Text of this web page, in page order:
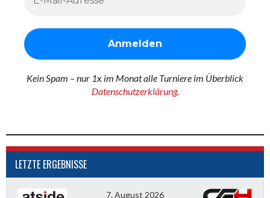
Kein Spam – nur 1x im Monat alle Turniere im Überblick
Datenschutzerklärung.
LETZTE ERGEBNISSE
7. August 2026